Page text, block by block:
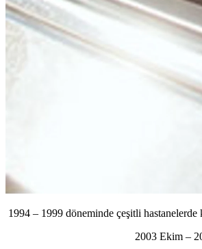
1994 – 1999 döneminde çeşitli
2003 Ekim –